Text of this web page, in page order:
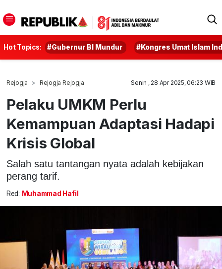
Hot Topics: #Gubernur BI Mundur #Kongres Umat Islam
Rejogja Rejogja Rejogja Senin , 28 Apr 2025, 06:23 WIB
Pelaku UMKM Perlu
Kemampuan Adaptasi Hadapi
Krisis Global
Salah satu tantangan nyata adalah kebijakan
perang tarif.
Red: Muhammad Hafil